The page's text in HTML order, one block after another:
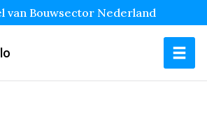
van Bouwsector Nederland